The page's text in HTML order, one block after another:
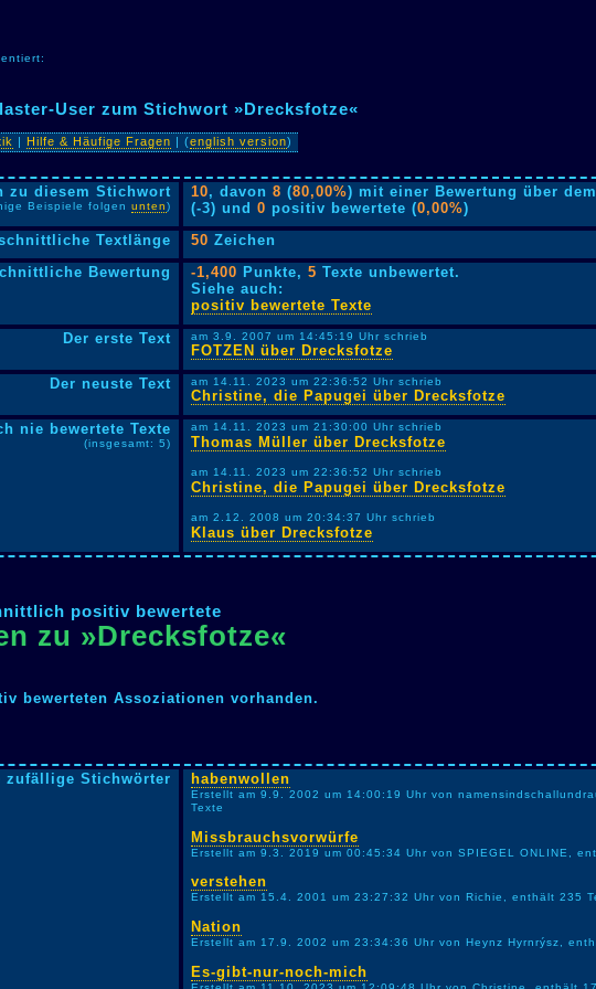
User zum Stichwort »Drecksfotze«
Hilfe & Häufige Fragen | (english version)
zu diesem Stichwort
Beispiele folgen unten)
10, davon8 (80,00%) mit einer Bewertung über
(-3) und0 positiv bewertete (0,00%)
Textlänge
50 Zeichen
Bewertung
-1,400 Punkte,5 Texte unbewertet.
Siehe auch:
positiv bewertete Texte
Der erste Text
am 3.9. 2007 um 14:45:19 Uhr schrieb
FOTZEN über Drecksfotze
Der neuste Text
am 14.11. 2023 um 22:36:52 Uhr schrieb
Christine, die Papugei über Drecksfotze
nie bewertete Texte
(insgesamt: 5)
am 14.11. 2023 um 21:30:00 Uhr schrieb
Thomas Müller über Drecksfotze
am 14.11. 2023 um 22:36:52 Uhr schrieb
Christine, die Papugei über Drecksfotze
am 2.12. 2008 um 20:34:37 Uhr schrieb
Klaus über Drecksfotze
positiv bewertete
zu »Drecksfotze«
bewerteten Assoziationen vorhanden.
zufällige Stichwörter habenwollen
Erstellt am 9.9. 2002 um 14:00:19 Uhr von
Texte
Missbrauchsvorwürfe
Erstellt am 9.3. 2019 um 00:45:34 Uhr von SPIEGEL ONLINE,
verstehen
Erstellt am 15.4. 2001 um 23:27:32 Uhr von Richie, enthält 235
Nation
Erstellt am 17.9. 2002 um 23:34:36 Uhr von Heynz Hyrnrýsz,
Es-gibt-nur-noch-mich